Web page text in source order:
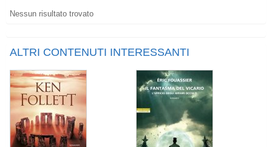
Nessun risultato trovato
ALTRI CONTENUTI INTERESSANTI